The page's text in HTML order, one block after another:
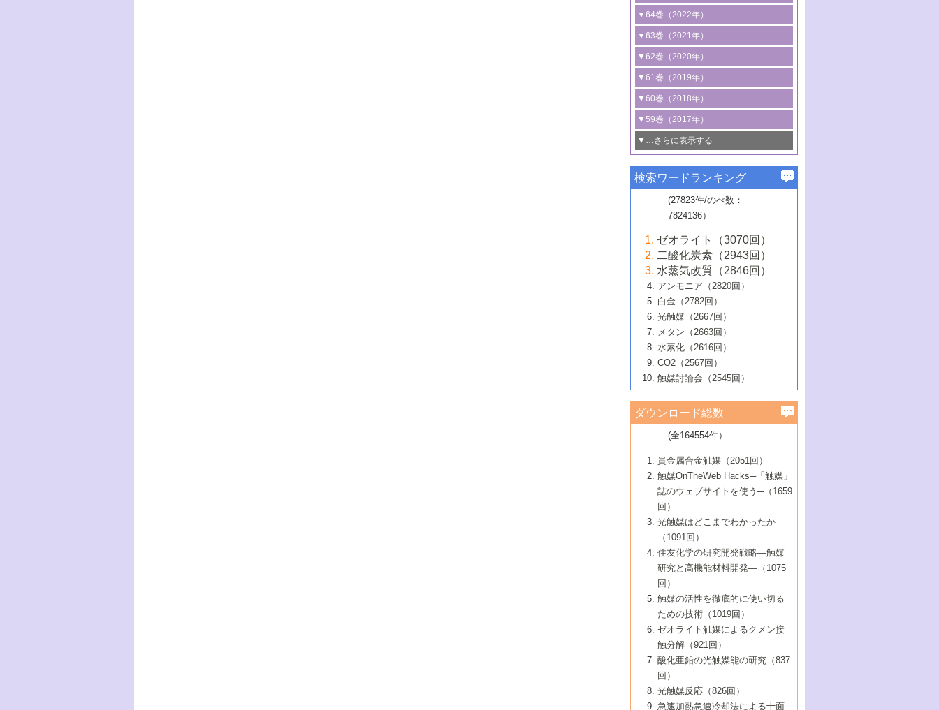
3号 有機分子変換やCO 資源化のための
光触媒に関する最近の研究
B号 第137回触媒討論会（2026年）
2号 水素製造のための水分解技術に関す
る最近の研究
3号 オレフィン系樹脂の精密合成に関す
る最新技術
4号 アルコール類の効率的変換を実現す
る非貴金属触媒の研究動向
5号 ゼオライトの合成と応用における研
究動向
6号 ヘテロ接合界面
B号 第135回触媒討論会（2025年）
2号 規制反応場を活用した固体触媒研究
の新展開
3号 未踏分子変換を目指した酸化触媒プ
ロセスの最前線
4号 シンクロトロン放射光および中性子
線を利用した触媒解析技術の最先端
5号 単原子触媒
6号 参照触媒委員会からのお知らせ
B号 第133回触媒討論会（2023年）
1号 炭素が関わる触媒機能
2号 プラスチックケミカルリサイクルの
ための触媒技術
3号 非酸化物系金属化合物を基盤とした
触媒材料の開発
4号 格子酸素・格子酸素欠陥を利用した
触媒反応
5号 生体触媒によるエネルギー変換反応
6号 窒素とリンの循環のための触媒・機
能性材料
▼64巻（2022年）
1号 合成ガス製造とCOを用いるケミカル
ズ合成の最新動向
2号 化学品合成のための合金触媒開発
3号 CO の排出削減および有効活用のた
めの触媒技術
4号 若手による情報発信企画～とびたて
若き触媒の研究者たち～（1）
若き触媒の研究者たち～（2）
6号 石油のノーブル・ユースを志向した
触媒技術
大学：オンライン・対面開催）
▼63巻（2021年）
1号 金触媒の新展開
2号 ペロブスカイト
3号 特殊反応場を利用した触媒的分子変
換反応
4号 多孔質材料を用いた触媒の新展開
5号 情報学的手法を用いた触媒開発
6号 カーボンニュートラルに向けた電解
技術
B号 第127回触媒討論会（2021年・オン
ライン開催(Zoom)のみ）
▼62巻（2020年）
1号 触媒設計を拓く欠陥構造のキャラク
タリゼーション
2号 機能化学品製造に資するクリーンな
触媒的酸化反応
3号 水処理のための触媒化学
4号 光触媒を用いた水分解の最新の研究
動向
5号 次世代の触媒プロセスを支えるマイ
6号 メタン転換技術の最新動向
B号 第125回触媒討論会（2020年・工学
院大学）
▼61巻（2019年）
1号 物質移動制御に着目した触媒プロセ
ス開発
2号 CO2 フリー水素サプライチェーンに
関わる触媒開発動向
3号 精密高分子合成に関する最近の研究
動向
4号 バイオマス化成品製造のための触媒
5号 固体触媒による含窒素有機化合物変
換の最前線
6号 貴金属使用量低減に向けた自動車排
ガス浄化触媒の開発
B号 第123回触媒討論会（2019年・大阪
▼60巻（2018年）
1号 固体酸触媒の最新の研究動向
2号 二酸化炭素からの有用化学品合成
3号 ナノ粒子・クラスター触媒の最前線
4号 60周年記念企画
5号 進化するゼオライト合成技術
6号 非貴金属系触媒における電気化学的
B号 第121回触媒討論会（2018年・東京
大学）
▼59巻（2017年）
1号 いたるところに，触媒
最先端技術
3号 無機分離膜材料の開発と触媒反応プ
ロセスへの適用
5号 水素のふるまいを解き明かす最先端
研究
6号 低級アルカンの有効利用のための触
媒技術
B号 第119回触媒討論会（2017年・首都
大学東京）
▼…さらに表示する
1号 ユニークな構造の高分子を生み出す触
2号 リグニンからの化成品製造に向けた触
媒技術
3号 触媒研究の最先端～とびたて若き研究
者たち～（1）
4号 触媒研究の最先端～とびたて若き研究
者たち～（2）
5号 触媒研究の最先端～とびたて若き研究
者たち～（3）
6号 イオニクス材料と燃料電池・電解合成
の最新の研究動向
B号 第117回触媒討論会（2016年・大阪府
立大学）
▼57巻（2015年）
1号 水素キャリアにかかわる触媒技術の新
2号 石油精製用触媒の最近の進展
3号 固体酸化物形燃料電池（SOFC）におけ
るアノード触媒上での燃料直接改質技術
4号 コアシェル構造の制御による触媒機能
5号 工業触媒およびその周辺技術の最近の
進歩
6号 ナノシート
B号 第115回触媒討論会（2015年・成蹊大
▼56巻（2014年）
2号 光触媒反応機構に関する最新の研究動
向
開発動向
4号 人工光合成に向けた近年のアプローチ
5号 未利用熱エネルギーの有効活用に貢献
する触媒技術
6号 ポリオキソメタレート
B号 第113回触媒討論会（2014年・ロワジ
ールホテル豊橋）
1号 高耐久性燃料電池システム用触媒にお
ける新展開
2号 リビングラジカル重合の最近の動向
3号 天然ガスの化学工業的展開に関する触
媒技術
4号 貴金属触媒の精密構造制御とその活用
5号 バイオマス化成品製造のための固体触
6号 ナノ空間─吸着状態解析から新機能開拓
B号 第111回触媒討論会（2013年・関西大
▼54巻（2012年）
1号 規則性多孔体の利用技術における最近
の進歩
2号 第109回触媒討論会
3号 貴金属低減技術の最新動向
4号 貴金属代替技術の最新動向
5号 光触媒による物質変換反応の新展開
6号 グラフェン
7号 水素を利用する化成品合成の新潮流
▼53巻（2011年）
1号 金属学から見る合金触媒の新展開
2号 第107回触媒討論会
3号 触媒のその場観察法の進歩（１）
4号 触媒のその場観察法の進歩（２）
5号 不活性結合の触媒的活性化による有機
合成
6号 新しい固体酸触媒技術
7号 ゼオライト合成における最近の進歩
▼52巻（2010年）
1号 触媒の劣化対策と長寿命触媒開発
2号 第105回触媒討論会
3号 ナノ構造が拓く新機能
4号 活性サイトおよびその環境の精密な設
計による触媒の高機能化
5号 触媒を有効に使うための技術
7号 有機分子触媒による精密有機合成
8号 高機能化ポリオレフィンに向けた重合
触媒の最近の進展
1号 炭素材料－熱い注目を集める材料－
2号 第103回触媒討論会
3号 環境浄化用光触媒の現状と課題
4号 水素社会の実現に向けた水素製造・貯
蔵技術の進歩
5号 CO2が関わる触媒・材料
7号 持続可能社会実現のための触媒および
触媒関連技術
▼50巻（2008年）
1号 触媒化学と学会のこの10年，半世紀，
そして未来
2号 第101回触媒討論会
4号 錯体を利用したユニークな表面構造の
構築と機能
5号 若手会員による触媒研究の未来展望1：
企業編
6号 第102回触媒討論会
7号 触媒・化学反応における計算化学の進
8号 若手研究者による触媒研究の未来展望
2：大学・研究所編
▼49巻（2007年）
1号 含フッ素化合物の合成と触媒
2号 第99回触媒討論会
3号 実用的ファインケミカル合成プロセス
を実現する触媒
5号 こんな物質，あんな物質―新たな触媒
の可能性―
7号 『結晶の化学』を活かした触媒研究
8号 イオン液体の応用
▼48巻（2006年）
1号 固体酸触媒の最近の進歩
2号 第97回触媒討論会
3号 リビング重合触媒の最近の展開
5号 水素製造・貯蔵のための触媒技術の新
しい展開
6号 第98回触媒討論会
7号 基礎化学品製造の触媒技術
8号 多機能型リアクター
1号 最近の触媒担体とその効果
2号 第95回触媒討論会
4号 水分解用光触媒材料
5号 時間分解分光の進歩と応用
6号 第96回触媒討論会
8号 超臨界流体を用いた化学プロセスの新
▼46巻（2004年）
1号 部分酸化反応触媒の最前線
2号 第93回触媒討論会
3号 特殊エネルギー場の触媒反応
4号 生体内における金属の触媒作用
5号 ファインケミカルズの展開に寄与する
6号 第94回触媒討論会
7号 サブナノレベルでみた新しい表面現象
8号 オレフィン重合触媒の新たな展
▼45巻（2003年）
1号 なぜこの触媒が良いのか？
2号 第91回触媒討論会
3号 最近の自動車排ガス処理技術
4号 触媒研究の現状と将来─第90回触媒討論
5号 基礎化学品製造の触媒技術
6号 第92回触媒討論会
7号 基礎化学品製造の触媒技術
8号 資源の循環と触媒技術
▼44巻（2002年）
1号 高次制御された触媒の化学
2号 第89回触媒討論会
3号 触媒を利用した電気化学の新展開
4号 ナノ材料の調製と機能化
5号 こんな触媒が欲しい
6号 第90回触媒討論会
7号 触媒研究と学術雑誌/情報
8号 若い世代からみた触媒化学の現状と未
▼43巻（2001年）
1号 グリーンケミストリーと触媒
2号 第87回触媒討論会特集号
3号 生体触媒とバイオプロセス
4号 水素製造・利用の触媒化学
5号 触媒研究における新しい切り口：コン
ビナトリアルケミストリー
6号 第88回触媒討論会特集号
7号 企業における触媒研究のブレークスル
8号 この材料を触媒として使ってみません
▼42巻（2000年）
1号 触媒反応工学の明日を拓く
2号 第85回触媒討論会
3号 反応ダイナミクス
5号 触媒のおもしろさをどのように伝える
6号 第86回触媒討論会
7号 水素化精製触媒の新しい展開
8号 新しい反応性と機能性を目指した金属
クラスタ-化学
▼41巻（1999年）
1号 孔、穴、あな?-特異な空間とその利用-
2号 第83回触媒討論会
3号 均一系触媒反応最前線
4号 実用炭素材料の新展開
5号 研究の方法論を考える
7号 機能性金属材料と触媒
8号 触媒研究へのNMRの応用と展望
▼40巻（1998年）
進展と21世紀への提言/創立40周年記念・触
媒学会この10年の歩みとこれから/創立40周
2号 第81回触媒討論会
3号 計算機触媒化学へのさそい
4号 触媒劣化の制御と予測
5号 最新の実用プロセスと触媒
6号 第82回触媒討論会
1号 均一系と不均一系触媒反応-その特徴と
接点
2号 第79回触媒討論会
3号 最新NO除去触媒の実用化研究
4号 新しい反応場を目指した触媒調製
5号 反応・分離技術の新しい展開
6号 第80回触媒討論会
▼38巻（1996年）
1号 触媒の構造と触媒作用/C1化学を中心と
する21世紀への触媒
3号 オリンピックメダル:金・銀・銅はどん
な触媒作用を示すか
4号 触媒作用における機能の複合化
▼37巻（1995年）
1号 ファインケミカルズと固体触媒
2号 第75回触媒討論会
3号 希土類を利用した触媒
4号 触媒とリサイクル
5号 エネルギー変換触媒
▼36巻（1994年）
1号 電気化学と触媒
2号 第73回触媒討論会
3号 C4化学の展開
4号 《通常号》
▼35巻（1993年）
1号 工業触媒開発マニュアル―探索から工
業化まで
2号 第71回触媒討論会
▼34巻（1992年）
1号 インパクトを与えたこの研究
2号 第69回触媒討論会
▼33巻（1991年）
1号 触媒プロセス開発マニュアル―探索か
▼32巻（1990年）
検索ワードランキング
(27823件/のべ数：
7824136）
ゼオライト（3070回）
二酸化炭素（2943回）
水蒸気改質（2846回）
アンモニア（2820回）
白金（2782回）
光触媒（2667回）
メタン（2663回）
水素化（2616回）
CO2（2567回）
触媒討論会（2545回）
ダウンロード総数
(全164554件）
貴金属合金触媒（2051回）
触媒OnTheWeb Hacks─「触媒」
誌のウェブサイトを使う─（1659
回）
光触媒はどこまでわかったか
（1091回）
住友化学の研究開発戦略―触媒
研究と高機能材料開発―（1075
回）
触媒の活性を徹底的に使い切る
ための技術（1019回）
ゼオライト触媒によるクメン接
触分解（921回）
酸化亜鉛の光触媒能の研究（837
回）
光触媒反応（826回）
急速加熱急速冷却法による十面